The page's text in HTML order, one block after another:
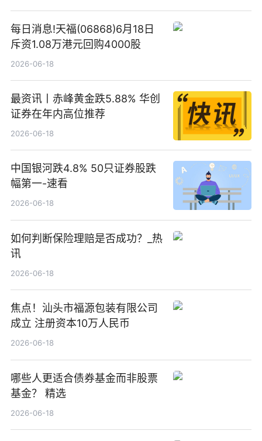
每日消息!天福(06868)6月18日
斥资1.08万港元回购4000股
2026-06-18
最资讯丨赤峰黄金跌5.88% 华创
证券在年内高位推荐
2026-06-18
中国银河跌4.8% 50只证券股跌
幅第一-速看
2026-06-18
如何判断保险理赔是否成功？_热
讯
2026-06-18
焦点！汕头市福源包装有限公司
成立 注册资本10万人民币
2026-06-18
哪些人更适合债券基金而非股票
基金？ 精选
2026-06-18